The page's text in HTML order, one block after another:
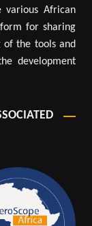
African
for sharing
of the tools and
development